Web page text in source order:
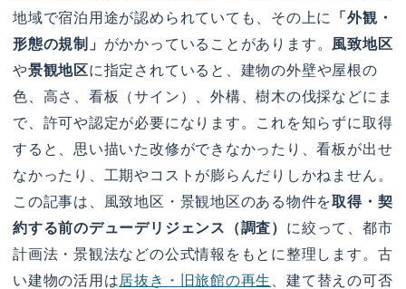
地域で宿泊用途が認められていても、その上に
「外観・
形態の規制」 がかかっていることがあります。
風致地区
や景観地区に指定されていると、建物の外壁や屋根の
色、高さ、看板（サイン）、外構、樹木の伐採などにま
で、許可や認定が必要になります。これを知らずに取得
すると、思い描いた改修ができなかったり、看板が出せ
なかったり、工期やコストが膨らんだりしかねません。
この記事は、風致地区・景観地区のある物件を取得・契
約する前のデューデリジェンス（調査） に絞って、都市
計画法・景観法などの公式情報をもとに整理します。古
い建物の活用は居抜き・旧旅館の再生
、建て替えの可否